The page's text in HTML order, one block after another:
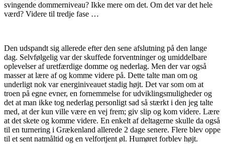
svingende dommerniveau? Ikke mere om det. Om det var det hele
værd? Videre til tredje fase …
Den udspandt sig allerede efter den sene afslutning på den lange
dag. Selvfølgelig var der skuffede forventninger og umiddelbare
oplevelser af uretfærdige domme og nederlag. Men der var også
masser at lære af og komme videre på. Dette talte man om og
underligt nok var energiniveauet stadig højt. Det var som om at
troen på egne evner, en fornemmelse for udviklingsmuligheder og
det at man ikke tog nederlag personligt sad så stærkt i den jeg talte
med, at der kun ville være en vej frem; giv slip og kom videre. Lære
at det skete og komme videre. En enkelt af deltagerne skulle da også
til en turnering i Grækenland allerede 2 dage senere. Flere blev oppe
til et sent natmåltid og en velfortjent øl. Humøret forblev højt.